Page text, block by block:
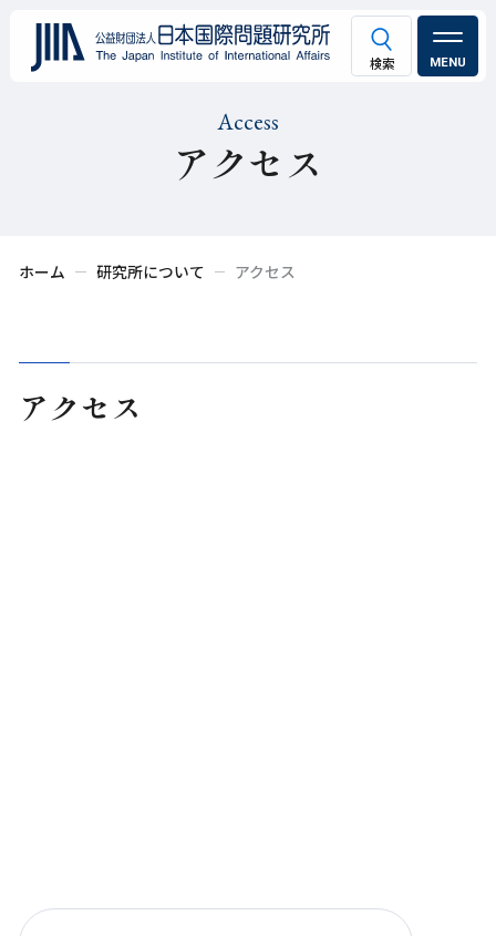
MENU
Access
アクセス
ホーム 研究所について アクセス
アクセス